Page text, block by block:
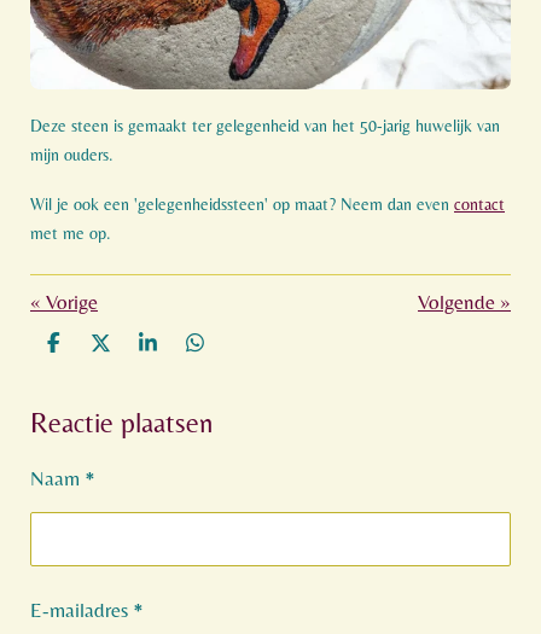
Deze steen is gemaakt ter gelegenheid van het 50-jarig huwelijk van
mijn ouders.
Wil je ook een 'gelegenheidssteen' op maat? Neem dan even contact
met me op.
« Vorige Volgende »
D
e
n
D
l
S
r
e
D
e
n
Reactie plaatsen
Naam *
E-mailadres *